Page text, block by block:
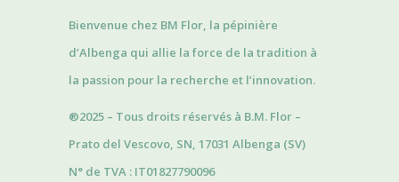
Bienvenue chez BM Flor, la pépinière
d’Albenga qui allie la force de la tradition à
la passion pour la recherche et l’innovation.
®2025 – Tous droits réservés à B.M. Flor –
Prato del Vescovo, SN, 17031 Albenga (SV)
N° de TVA : IT01827790096